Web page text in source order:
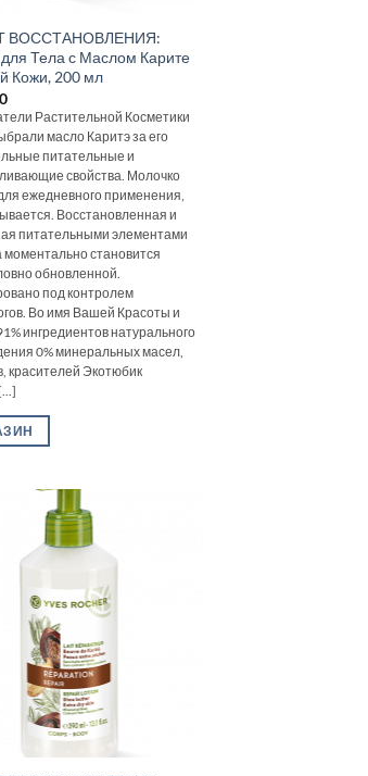
ВОССТАНОВЛЕНИЯ:
Тела с Маслом Карите
Кожи, 200 мл
Растительной Косметики
масло Каритэ за его
питательные и
свойства. Молочко
ежедневного применения,
Восстановленная и
питательными элементами
становится
обновленной.
под контролем
Во имя Вашей Красоты и
ингредиентов натурального
0% минеральных масел,
красителей Экотюбик